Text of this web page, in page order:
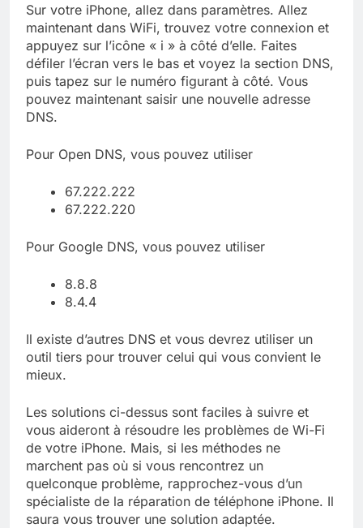
Sur votre iPhone, allez dans paramètres. Allez
maintenant dans WiFi, trouvez votre connexion et
appuyez sur l’icône « i » à côté d’elle. Faites
défiler l’écran vers le bas et voyez la section DNS,
puis tapez sur le numéro figurant à côté. Vous
pouvez maintenant saisir une nouvelle adresse
DNS.
Pour Open DNS, vous pouvez utiliser
67.222.222
67.222.220
Pour Google DNS, vous pouvez utiliser
8.8.8
8.4.4
Il existe d’autres DNS et vous devrez utiliser un
outil tiers pour trouver celui qui vous convient le
mieux.
Les solutions ci-dessus sont faciles à suivre et
vous aideront à résoudre les problèmes de Wi-Fi
de votre iPhone. Mais, si les méthodes ne
marchent pas où si vous rencontrez un
quelconque problème, rapprochez-vous d’un
spécialiste de la réparation de téléphone iPhone. Il
saura vous trouver une solution adaptée.